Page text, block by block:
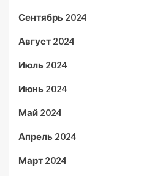
Сентябрь 2024
Август 2024
Июль 2024
Июнь 2024
Май 2024
Апрель 2024
Март 2024